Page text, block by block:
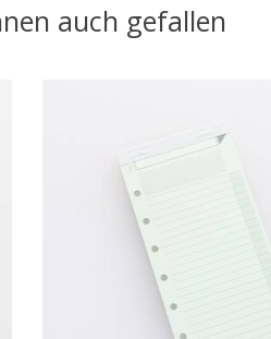
auch gefallen